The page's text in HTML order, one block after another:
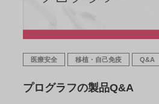
医療安全 移植・自己免疫 Q&A
プログラフの製品Q&A